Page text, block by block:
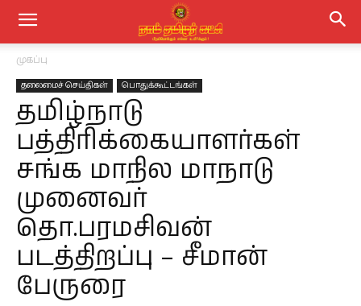
முகப்பு
தலைமைச் செய்திகள் பொதுக்கூட்டங்கள்
தமிழ்நாடு
பத்திரிக்கையாளர்கள்
சங்க மாநில மாநாடு
முனைவர்
தொ.பரமசிவன்
படத்திறப்பு – சீமான்
பேருரை